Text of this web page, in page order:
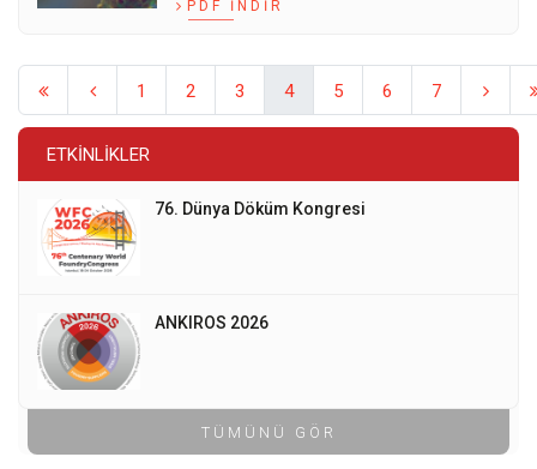
PDF İNDIR
1 2 3 4 5 6 7
ETKINLIKLER
76. Dünya Döküm Kongresi
ANKIROS 2026
TÜMÜNÜ GÖR